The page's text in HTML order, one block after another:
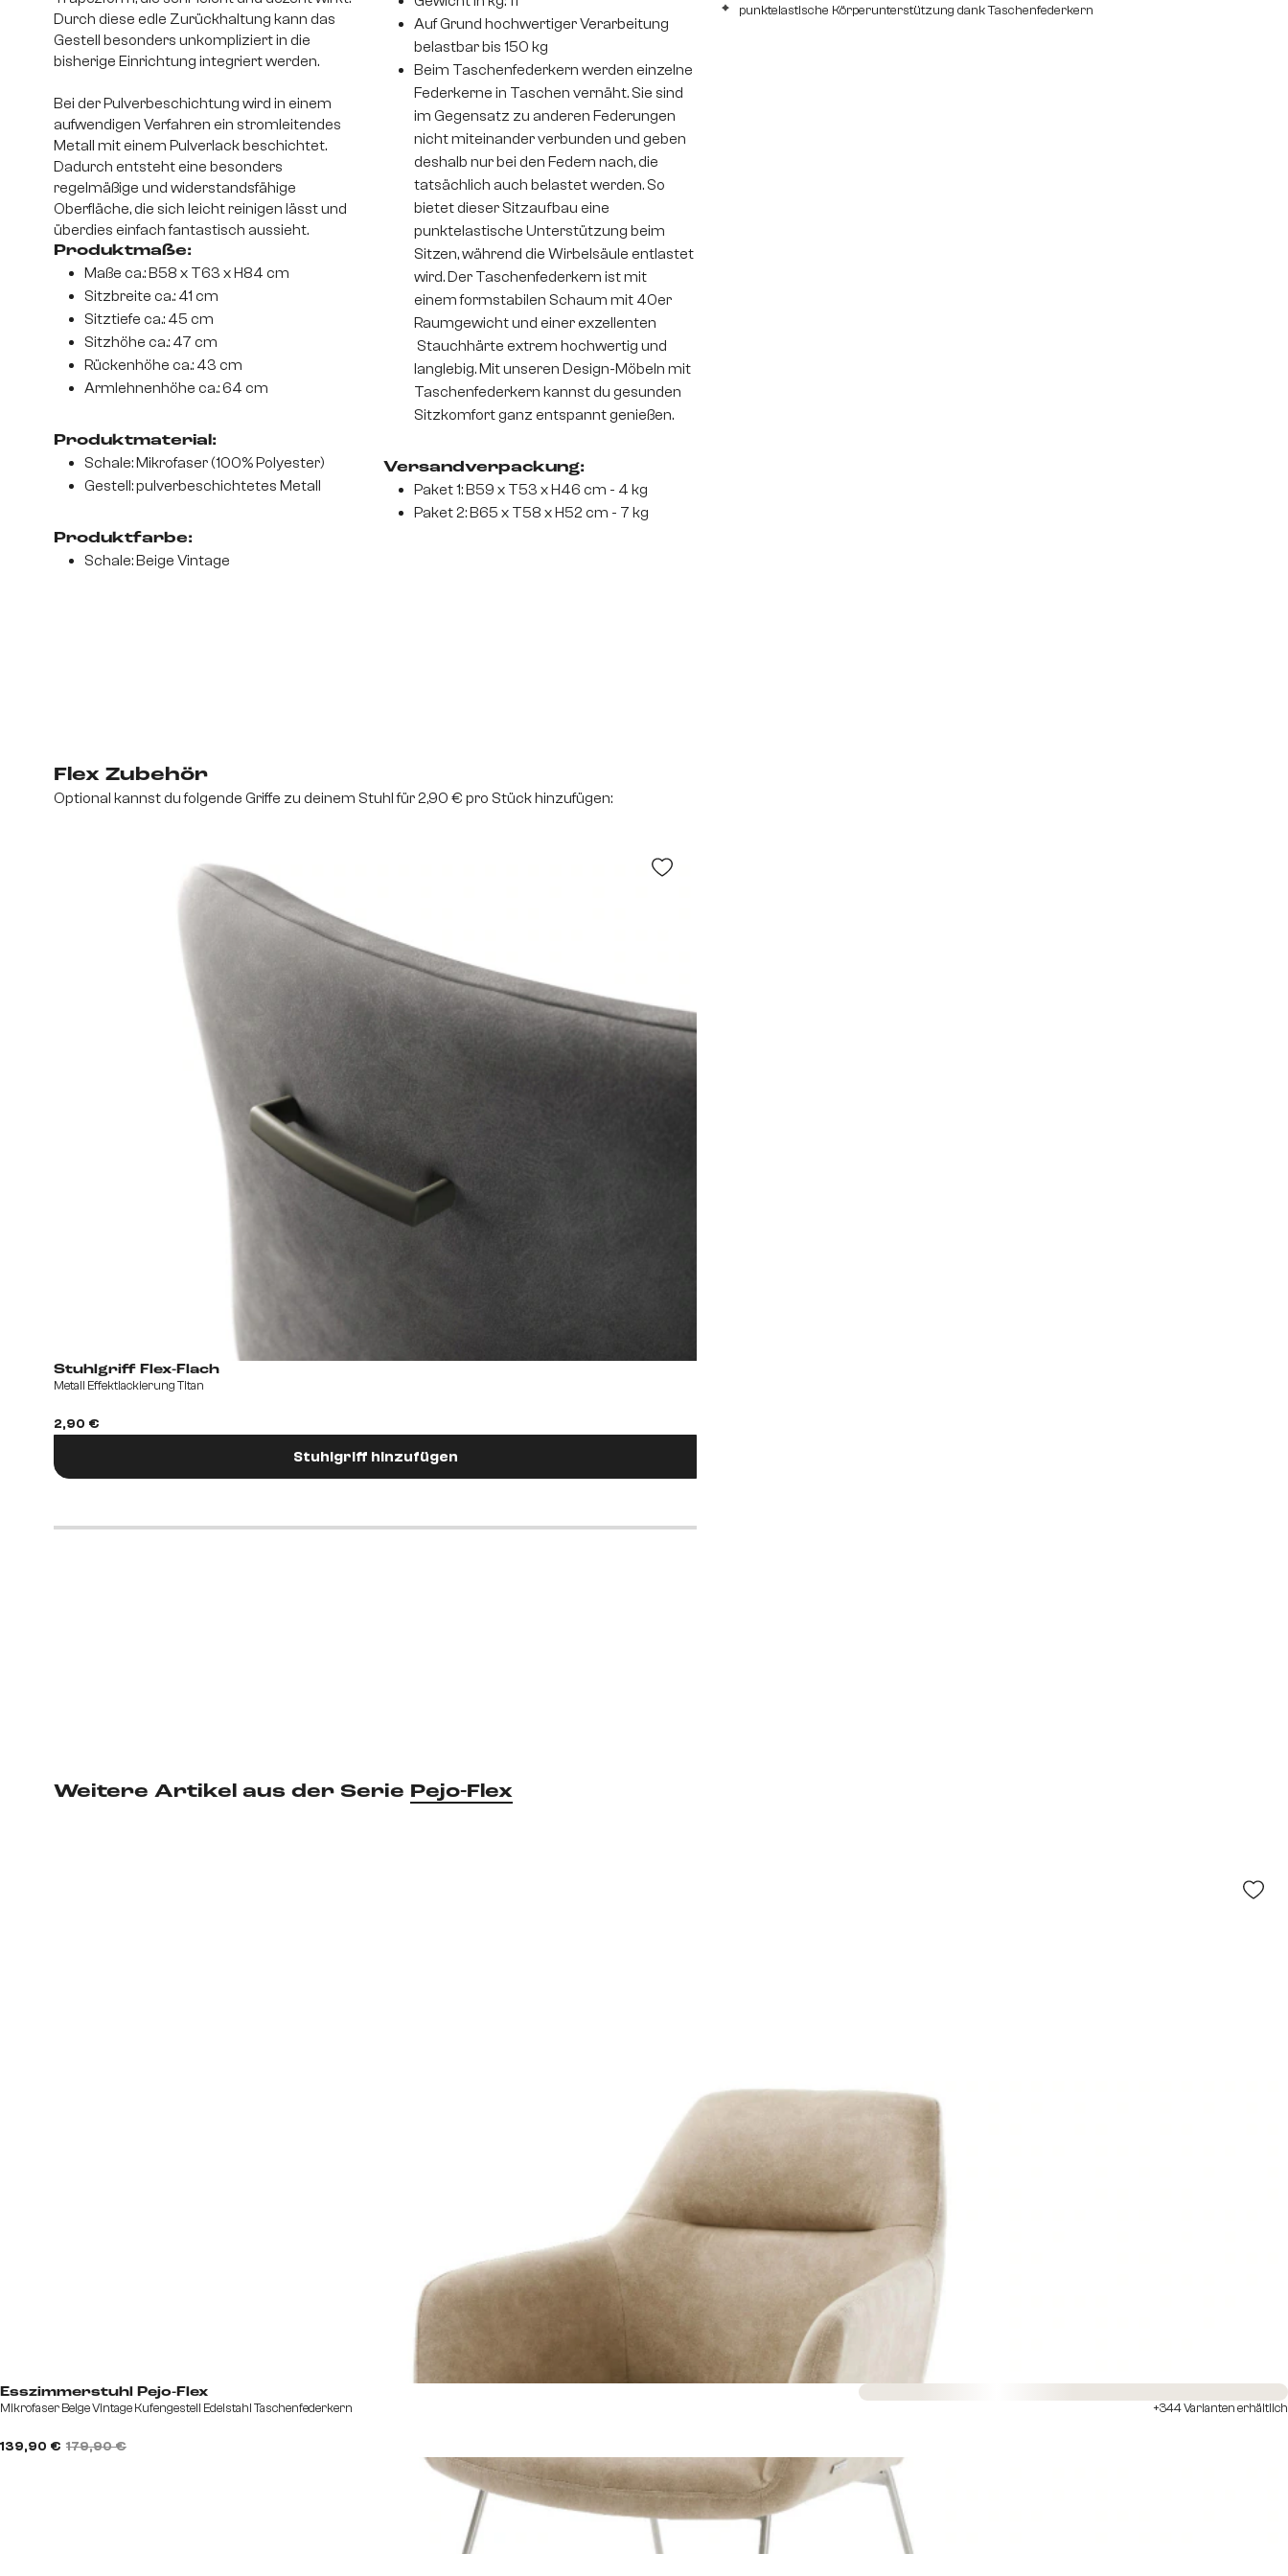
punktelastische Körperunterstützung dank Taschenfederkern
Durch diese edle Zurückhaltung kann das
Gestell besonders unkompliziert in die
bisherige Einrichtung integriert werden.
Bei der Pulverbeschichtung wird in einem
aufwendigen Verfahren ein stromleitendes
Metall mit einem Pulverlack beschichtet.
Dadurch entsteht eine besonders
regelmäßige und widerstandsfähige
Oberfläche, die sich leicht reinigen lässt und
überdies einfach fantastisch aussieht.
Produktmaße:
Maße ca.: B58 x T63 x H84 cm
Sitzbreite ca.: 41 cm
Sitztiefe ca.: 45 cm
Sitzhöhe ca.: 47 cm
Rückenhöhe ca.: 43 cm
Armlehnenhöhe ca.: 64 cm
Produktmaterial:
Schale: Mikrofaser (100% Polyester)
Gestell: pulverbeschichtetes Metall
Produktfarbe:
Schale: Beige Vintage
Auf Grund hochwertiger Verarbeitung
belastbar bis 150 kg
Beim Taschenfederkern werden einzelne
Federkerne in Taschen vernäht. Sie sind
im Gegensatz zu anderen Federungen
nicht miteinander verbunden und geben
deshalb nur bei den Federn nach, die
tatsächlich auch belastet werden. So
bietet dieser Sitzaufbau eine
punktelastische Unterstützung beim
Sitzen, während die Wirbelsäule entlastet
wird. Der Taschenfederkern ist mit
einem formstabilen Schaum mit 40er
Raumgewicht und einer exzellenten
Stauchhärte extrem hochwertig und
langlebig. Mit unseren Design-Möbeln mit
Taschenfederkern kannst du gesunden
Sitzkomfort ganz entspannt genießen.
Versandverpackung:
Paket 1: B59 x T53 x H46 cm - 4 kg
Paket 2: B65 x T58 x H52 cm - 7 kg
Flex Zubehör
Optional kannst du folgende Griffe zu deinem Stuhl für 2,90 € pro Stück hinzufügen:
Stuhlgriff Flex-Flach
Metall Effektlackierung Titan
2,90 €
Stuhlgriff hinzufügen
Weitere Artikel aus der Serie Pejo-Flex
Esszimmerstuhl Pejo-Flex
Mikrofaser Beige Vintage Kufengestell Edelstahl Taschenfederkern
139,90 € 179,90 €
Sofort versandfertig
+344 Varianten erhältlich